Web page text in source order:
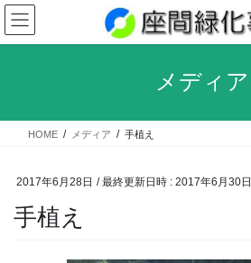
コ
ン
テ
ス
ナ
ビ
ゲ
ン
メディア
HOME メディア 手植え
2017年6月28日 / 最終更新日時 : 2017年6月30日
手植え